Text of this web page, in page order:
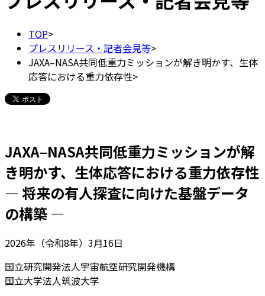
TOP>
プレスリリース・記者会見等>
JAXA–NASA共同低重力ミッションが解き明かす、生体
応答における重力依存性>
JAXA–NASA共同低重力ミッションが解
き明かす、生体応答における重力依存性
― 将来の有人探査に向けた基盤データ
の構築 ―
2026年（令和8年）3月16日
国立研究開発法人宇宙航空研究開発機構
国立大学法人筑波大学